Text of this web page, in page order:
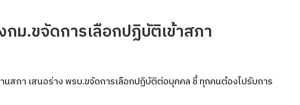
ม.ขจัดการเลือกปฏิบัติเข้าสภา
านสภา เสนอร่าง พรบ.ขจัดการเลือกปฏิบัติต่อบุคคล ชี้ ทุกคนต้องไปรับการ